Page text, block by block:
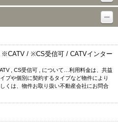
/ ※CS受信可 / CATVインター
, CS受信可 , について…利用料金は、共益
プや個別に契約するタイプなど物件により
くは、物件お取り扱い不動産会社にお問合